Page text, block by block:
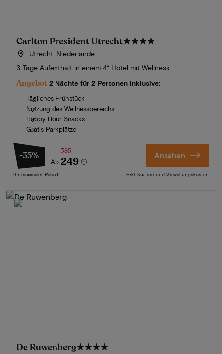
Carlton President Utrecht★★★★
Utrecht, Niederlande
3-Tage Aufenthalt in einem 4* Hotel mit Wellness
Angebot 2 Nächte für 2 Personen inklusive:
Tägliches Frühstück
Nutzung des Wellnessbereichs
Happy Hour Snacks
Gratis Parkplätze
-35%
Ab
385
249
Ihr maximaler Rabatt
Ansehen
Exkl. Kurtaxe und Verwaltungskosten
De Ruwenberg★★★★